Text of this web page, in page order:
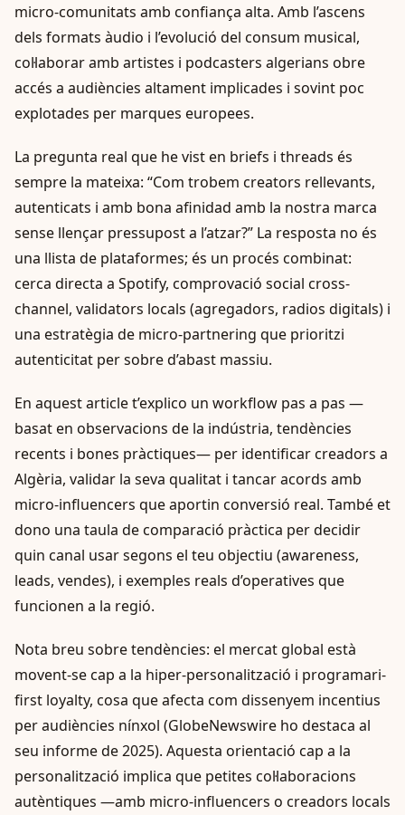
micro-comunitats amb confiança alta. Amb l’ascens
dels formats àudio i l’evolució del consum musical,
col·laborar amb artistes i podcasters algerians obre
accés a audiències altament implicades i sovint poc
explotades per marques europees.
La pregunta real que he vist en briefs i threads és
sempre la mateixa: “Com trobem creators rellevants,
autenticats i amb bona afinidad amb la nostra marca
sense llençar pressupost a l’atzar?” La resposta no és
una llista de plataformes; és un procés combinat:
cerca directa a Spotify, comprovació social cross-
channel, validators locals (agregadors, radios digitals) i
una estratègia de micro-partnering que prioritzi
autenticitat per sobre d’abast massiu.
En aquest article t’explico un workflow pas a pas —
basat en observacions de la indústria, tendències
recents i bones pràctiques— per identificar creadors a
Algèria, validar la seva qualitat i tancar acords amb
micro-influencers que aportin conversió real. També et
dono una taula de comparació pràctica per decidir
quin canal usar segons el teu objectiu (awareness,
leads, vendes), i exemples reals d’operatives que
funcionen a la regió.
Nota breu sobre tendències: el mercat global està
movent-se cap a la hiper-personalització i programari-
first loyalty, cosa que afecta com dissenyem incentius
per audiències nínxol (GlobeNewswire ho destaca al
seu informe de 2025). Aquesta orientació cap a la
personalització implica que petites col·laboracions
autèntiques —amb micro-influencers o creadors locals